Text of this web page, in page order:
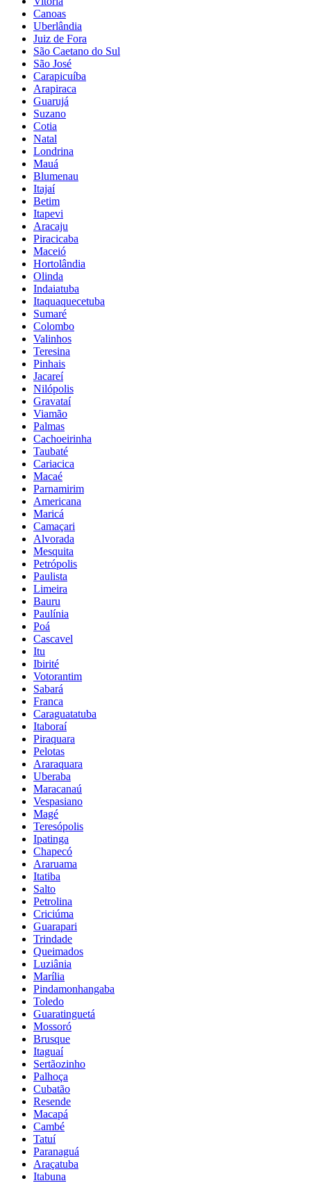
Canoas
Uberlândia
Juiz de Fora
São Caetano do Sul
São José
Carapicuíba
Arapiraca
Guarujá
Suzano
Cotia
Natal
Londrina
Mauá
Blumenau
Itajaí
Betim
Itapevi
Aracaju
Piracicaba
Maceió
Hortolândia
Olinda
Indaiatuba
Itaquaquecetuba
Sumaré
Colombo
Valinhos
Teresina
Pinhais
Jacareí
Nilópolis
Gravataí
Viamão
Palmas
Cachoeirinha
Taubaté
Cariacica
Macaé
Parnamirim
Americana
Maricá
Camaçari
Alvorada
Mesquita
Petrópolis
Paulista
Limeira
Bauru
Paulínia
Poá
Cascavel
Itu
Ibirité
Votorantim
Sabará
Franca
Caraguatatuba
Itaboraí
Piraquara
Pelotas
Araraquara
Uberaba
Maracanaú
Vespasiano
Magé
Teresópolis
Ipatinga
Chapecó
Araruama
Itatiba
Salto
Petrolina
Criciúma
Guarapari
Trindade
Queimados
Luziânia
Marília
Pindamonhangaba
Toledo
Guaratinguetá
Mossoró
Brusque
Itaguaí
Sertãozinho
Palhoça
Cubatão
Resende
Macapá
Cambé
Tatuí
Paranaguá
Araçatuba
Itabuna